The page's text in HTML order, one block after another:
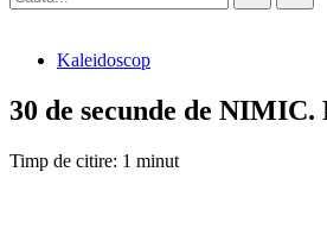
Kaleidoscop
30 de secunde de
Timp de citire: 1 minut